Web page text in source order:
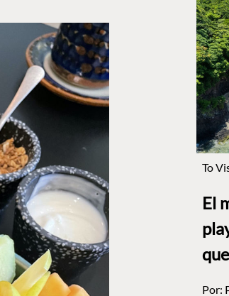
To
El
Por: